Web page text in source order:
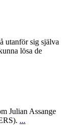
utanför sig själva
lösa de
Julian Assange
...